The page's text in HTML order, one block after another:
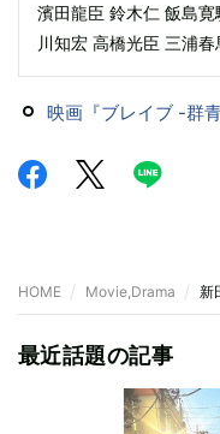
濱田龍臣 鈴木仁 飯島
川知宏 高橋光臣 三浦
映画『ブレイブ -群
HOME Movie,Drama 新
最近話題の記事